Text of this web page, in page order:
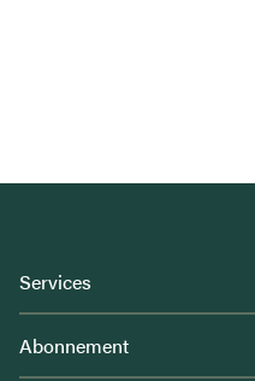
Services
Abonnement